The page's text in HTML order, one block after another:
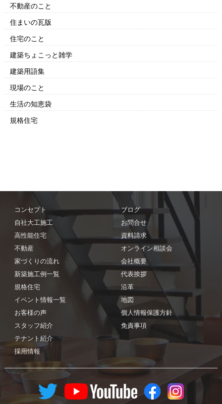
不動産のこと
住まいの瓦版
住宅のこと
建築ちょこっと雑学
建築用語集
現場のこと
生活の知恵袋
規格住宅
コンセプト
自社大工施工
高性能住宅
不動産
家づくりの流れ
新築施工例一覧
規格住宅
イベント情報一覧
お客様の声
スタッフ紹介
テナント紹介
採用情報
ブログ
お問合せ
資料請求
オンライン相談会
会社概要
代表挨拶
沿革
地図
個人情報保護方針
免責事項